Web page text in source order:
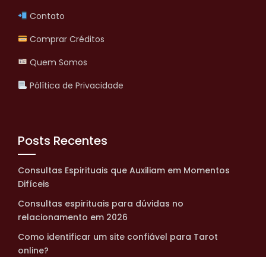
Contato
Comprar Créditos
Quem Somos
Pólítica de Privacidade
Posts Recentes
Consultas Espirituais que Auxiliam em Momentos
Difíceis
Consultas espirituais para dúvidas no
relacionamento em 2026
Como identificar um site confiável para Tarot
online?